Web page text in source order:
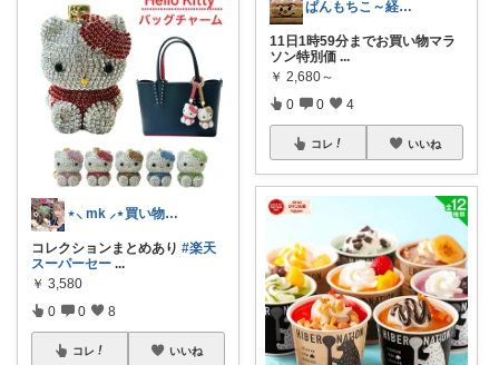
⋆⸜ mk ⸝⋆買い物は楽天で
コレクションまとめあり #楽天
スーパーセー ...
￥ 3,580
0 0 8
コレ いいね
ぱんもちこ～経由購入ありがとうございます
11日1時59分までお買い物マラ
ソン特別価 ...
￥ 2,680～
0 0 4
コレ いいね